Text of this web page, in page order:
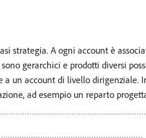
A ogni account è
gerarchici e prodotti diversi
un account di livello dirigenziale.
ad esempio un reparto